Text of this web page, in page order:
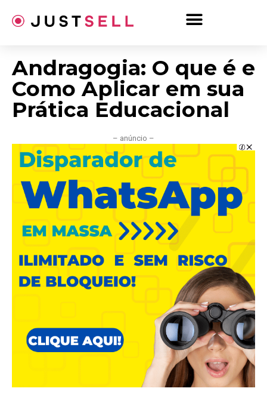
para
Andragogia: O que é e
Como Aplicar em sua
Prática Educacional
– anúncio –